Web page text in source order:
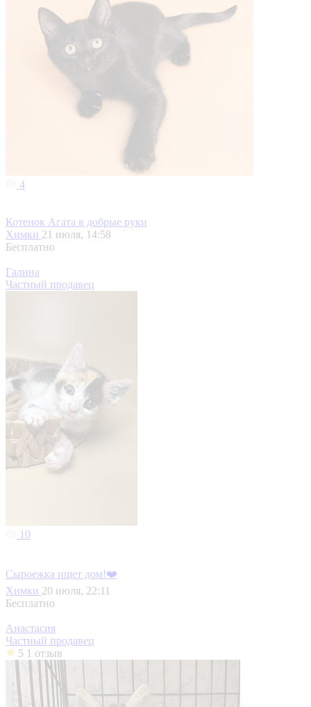
4
Котенок Агата в добрые руки
Химки 21 июля, 14:58
Бесплатно
Галина
Частный продавец
10
Сыроежка ищет дом!❤️
Химки 20 июля, 22:11
Бесплатно
Анастасия
Частный продавец
5 1 отзыв